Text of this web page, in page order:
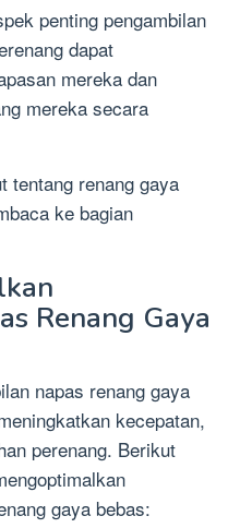
penting pengambilan
dapat
mereka dan
mereka secara
tentang renang gaya
ke bagian
Renang Gaya
napas renang gaya
kecepatan,
perenang. Berikut
gaya bebas: